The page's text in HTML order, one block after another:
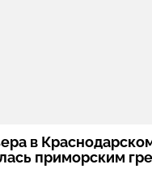
в
приморским